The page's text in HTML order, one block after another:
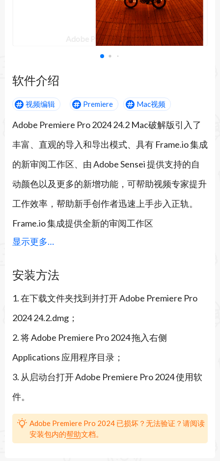
Adobe Premiere Pro 2021
软件介绍
视频编辑 Premiere Mac视频
Adobe Premiere Pro 2024 24.2 Mac破解版引入了
丰富、直观的导入和导出模式、具有 Frame.io 集成
的新审阅工作区、由 Adobe Sensei 提供支持的自
动颜色以及更多的新增功能，可帮助视频专家提升
工作效率，帮助新手创作者迅速上手步入正轨。
Frame.io 集成提供全新的审阅工作区
现已内置于 Premiere Pro 和 After Effects 中，
批以及云媒体共享。
Camera to Cloud
新工作流程包含在 Frame.io for Creative Cloud
中，用户可借此将相机文件直接发送到 Premiere
Pro，以便在制作的同时开始编辑工作。
重新设计的导入
新的导入模式提供了一种可视化、直观的方式来创
建视频项目和收集媒体。从媒体开始，而不是项目
设置。选择单个资源并单击“创建”以将其导入到时
显示更多…
安装方法
1. 在下载文件夹找到并打开 Adobe Premiere Pro
2024 24.2.dmg；
2. 将 Adobe Premiere Pro 2024 拖入右侧
Applications 应用程序目录；
3. 从启动台打开 Adobe Premiere Pro 2024 使用软
件。
Adobe Premiere Pro 2024 已损坏？无法验证？请阅读
安装包内的帮助文档。